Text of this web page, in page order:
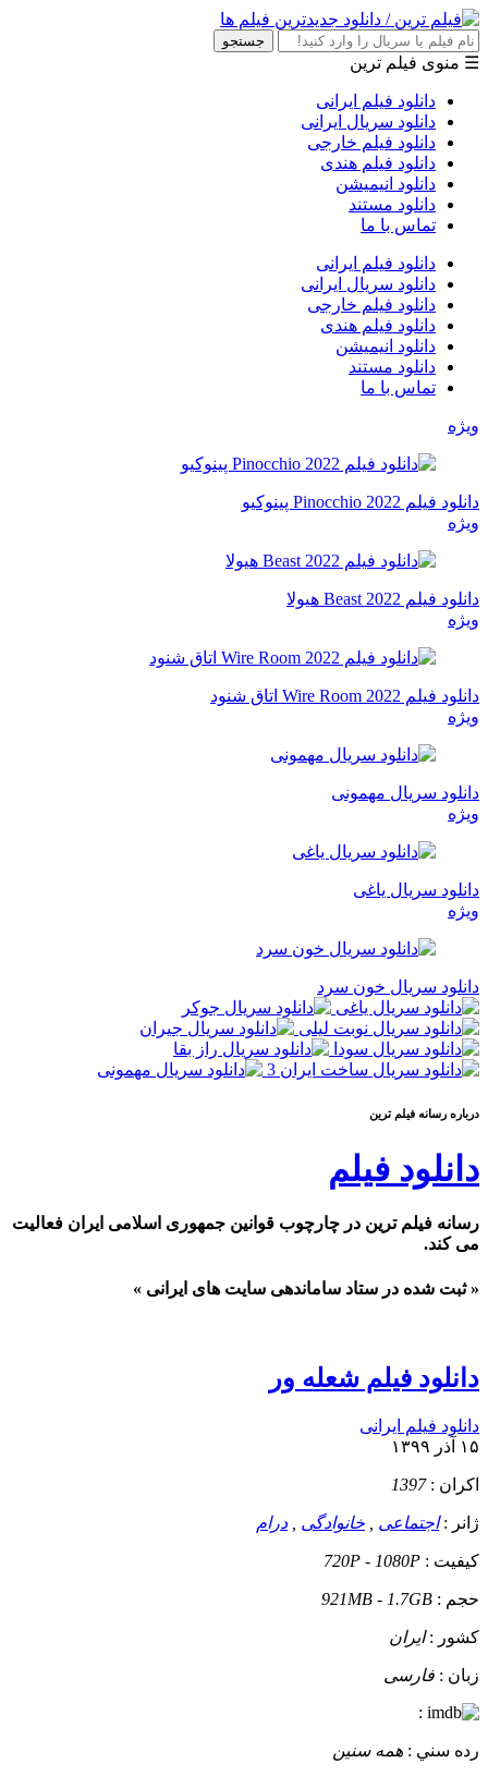
جستجو
☰ منوی فیلم ترین
دانلود فیلم ایرانی
دانلود سریال ایرانی
دانلود فیلم خارجی
دانلود فیلم هندی
دانلود انیمیشن
دانلود مستند
تماس با ما
دانلود فیلم ایرانی
دانلود سریال ایرانی
دانلود فیلم خارجی
دانلود فیلم هندی
دانلود انیمیشن
دانلود مستند
تماس با ما
ویژه
دانلود فیلم Pinocchio 2022 پینوکیو
ویژه
دانلود فیلم Beast 2022 هیولا
ویژه
دانلود فیلم Wire Room 2022 اتاق شنود
ویژه
دانلود سریال مهمونی
ویژه
دانلود سریال یاغی
ویژه
دانلود سریال خون سرد
درباره رسانه فيلم ترين
دانلود فیلم
رسانه فیلم ترین در چارچوب قوانین جمهوری اسلامی ایران فعالیت
می کند.
« ثبت شده در ستاد ساماندهی سایت های ایرانی »
دانلود فیلم شعله ور
دانلود فیلم ایرانی
۱۵ آذر ۱۳۹۹
اکران :1397
ژانر :اجتماعی خانوادگی درام
کيفيت : 720P - 1080P
حجم : 921MB - 1.7GB
کشور :ایران
زبان : فارسی
:
رده سني : همه سنین